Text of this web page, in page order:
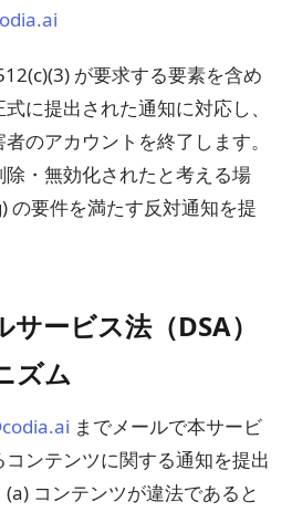
が要求する要素を含め
に提出された通知に対応し、
のアカウントを終了します。
・無効化されたと考える場
の要件を満たす反対通知を提
ービス法（DSA）
ズム
までメールで本サービ
ンテンツに関する通知を提出
コンテンツが違法であると